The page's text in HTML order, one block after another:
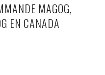
MAGOG,
EN CANADA